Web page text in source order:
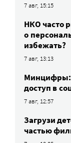
7 авг, 15:15
НКО часто
о
избежать?
7 авг, 13:13
Минцифры:
доступ в
7 авг, 12:57
Загрузи
частью